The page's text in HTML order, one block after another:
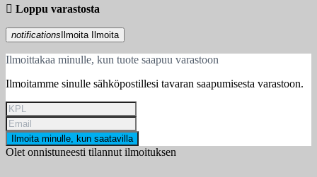
 Loppu varastosta
notifications Ilmoita Ilmoita
Ilmoittakaa minulle, kun tuote saapuu varastoon
Ilmoitamme sinulle sähköpostillesi tavaran saapumisesta varastoon.
Ilmoita minulle, kun saatavilla
Olet onnistuneesti tilannut ilmoituksen